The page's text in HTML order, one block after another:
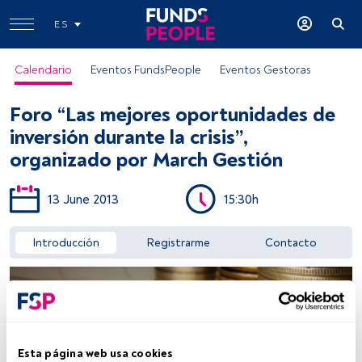
Esta página web usa cookies
ES
Calendario Eventos FundsPeople Eventos Gestoras
Acceder a FundsPeople
Foro “Las mejores oportunidades de
inversión durante la crisis”,
organizado por March Gestión
13 June 2013 15:30h
Introducción Registrarme Contacto